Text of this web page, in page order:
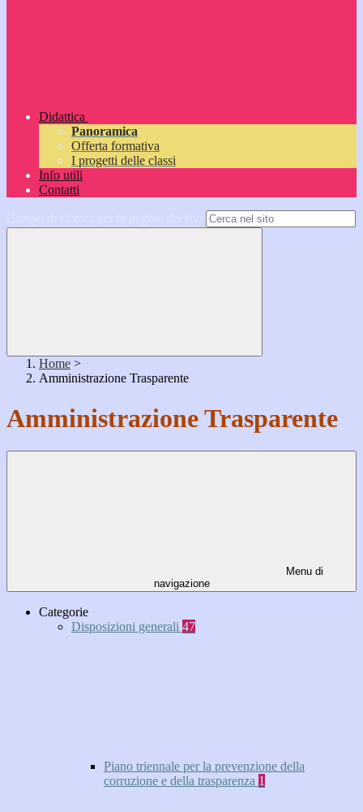
Didattica
Panoramica
Offerta formativa
I progetti delle classi
Info utili
Contatti
Home >
Amministrazione Trasparente
Amministrazione Trasparente
Menu di
navigazione
Categorie
Disposizioni generali 47
Piano triennale per la prevenzione della
corruzione e della trasparenza 1